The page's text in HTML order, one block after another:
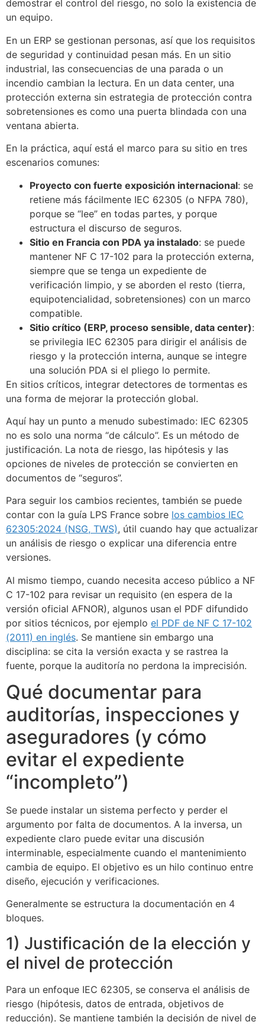
demostrar el control del riesgo, no solo la existencia de
un equipo.
En un ERP se gestionan personas, así que los requisitos
de seguridad y continuidad pesan más. En un sitio
industrial, las consecuencias de una parada o un
incendio cambian la lectura. En un data center, una
protección externa sin estrategia de protección contra
sobretensiones es como una puerta blindada con una
ventana abierta.
En la práctica, aquí está el marco para su sitio en tres
escenarios comunes:
Proyecto con fuerte exposición internacional: se
retiene más fácilmente IEC 62305 (o NFPA 780),
porque se “lee” en todas partes, y porque
estructura el discurso de seguros.
Sitio en Francia con PDA ya instalado: se puede
mantener NF C 17-102 para la protección externa,
siempre que se tenga un expediente de
verificación limpio, y se aborden el resto (tierra,
equipotencialidad, sobretensiones) con un marco
compatible.
Sitio crítico (ERP, proceso sensible, data center):
se privilegia IEC 62305 para dirigir el análisis de
riesgo y la protección interna, aunque se integre
una solución PDA si el pliego lo permite.
En sitios críticos, integrar detectores de tormentas es
una forma de mejorar la protección global.
Aquí hay un punto a menudo subestimado: IEC 62305
no es solo una norma “de cálculo”. Es un método de
justificación. La nota de riesgo, las hipótesis y las
opciones de niveles de protección se convierten en
documentos de “seguros”.
Para seguir los cambios recientes, también se puede
contar con la guía LPS France sobre los cambios IEC
62305:2024 (NSG, TWS), útil cuando hay que actualizar
un análisis de riesgo o explicar una diferencia entre
versiones.
Al mismo tiempo, cuando necesita acceso público a NF
C 17-102 para revisar un requisito (en espera de la
versión oficial AFNOR), algunos usan el PDF difundido
por sitios técnicos, por ejemplo el PDF de NF C 17-102
(2011) en inglés. Se mantiene sin embargo una
disciplina: se cita la versión exacta y se rastrea la
fuente, porque la auditoría no perdona la imprecisión.
Qué documentar para
auditorías, inspecciones y
aseguradores (y cómo
evitar el expediente
“incompleto”)
Se puede instalar un sistema perfecto y perder el
argumento por falta de documentos. A la inversa, un
expediente claro puede evitar una discusión
interminable, especialmente cuando el mantenimiento
cambia de equipo. El objetivo es un hilo continuo entre
diseño, ejecución y verificaciones.
Generalmente se estructura la documentación en 4
bloques.
1) Justificación de la elección y
el nivel de protección
Para un enfoque IEC 62305, se conserva el análisis de
riesgo (hipótesis, datos de entrada, objetivos de
reducción). Se mantiene también la decisión de nivel de